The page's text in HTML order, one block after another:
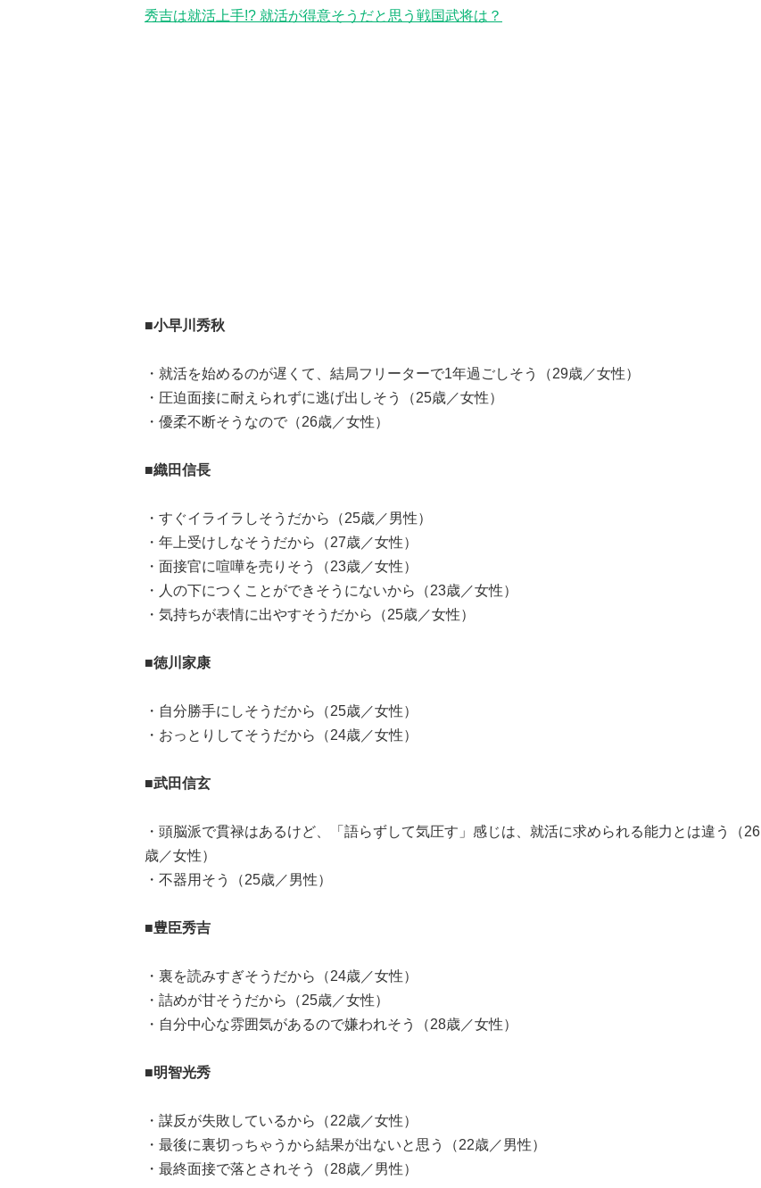
秀吉は就活上手!? 就活が得意そうだと思う戦国武将は？
■小早川秀秋
・就活を始めるのが遅くて、結局フリーターで1年過ごしそう（29歳／女性）
・圧迫面接に耐えられずに逃げ出しそう（25歳／女性）
・優柔不断そうなので（26歳／女性）
■織田信長
・すぐイライラしそうだから（25歳／男性）
・年上受けしなそうだから（27歳／女性）
・面接官に喧嘩を売りそう（23歳／女性）
・人の下につくことができそうにないから（23歳／女性）
・気持ちが表情に出やすそうだから（25歳／女性）
■徳川家康
・自分勝手にしそうだから（25歳／女性）
・おっとりしてそうだから（24歳／女性）
■武田信玄
・頭脳派で貫禄はあるけど、「語らずして気圧す」感じは、就活に求められる能力とは違う（26
歳／女性）
・不器用そう（25歳／男性）
■豊臣秀吉
・裏を読みすぎそうだから（24歳／女性）
・詰めが甘そうだから（25歳／女性）
・自分中心な雰囲気があるので嫌われそう（28歳／女性）
■明智光秀
・謀反が失敗しているから（22歳／女性）
・最後に裏切っちゃうから結果が出ないと思う（22歳／男性）
・最終面接で落とされそう（28歳／男性）